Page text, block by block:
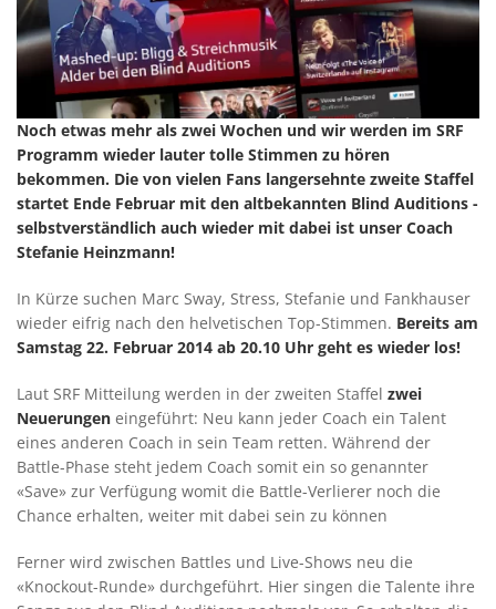
Noch etwas mehr als zwei Wochen und wir werden im SRF
Programm wieder lauter tolle Stimmen zu hören
bekommen. Die von vielen Fans langersehnte zweite Staffel
startet Ende Februar mit den altbekannten Blind Auditions -
selbstverständlich auch wieder mit dabei ist unser Coach
Stefanie Heinzmann!
In Kürze suchen Marc Sway, Stress, Stefanie und Fankhauser
wieder eifrig nach den helvetischen Top-Stimmen. Bereits am
Samstag 22. Februar 2014 ab 20.10 Uhr geht es wieder los!
Laut SRF Mitteilung werden in der zweiten Staffel zwei
Neuerungen eingeführt: Neu kann jeder Coach ein Talent
eines anderen Coach in sein Team retten. Während der
Battle-Phase steht jedem Coach somit ein so genannter
«Save» zur Verfügung womit die Battle-Verlierer noch die
Chance erhalten, weiter mit dabei sein zu können
Ferner wird zwischen Battles und Live-Shows neu die
«Knockout-Runde» durchgeführt. Hier singen die Talente ihre